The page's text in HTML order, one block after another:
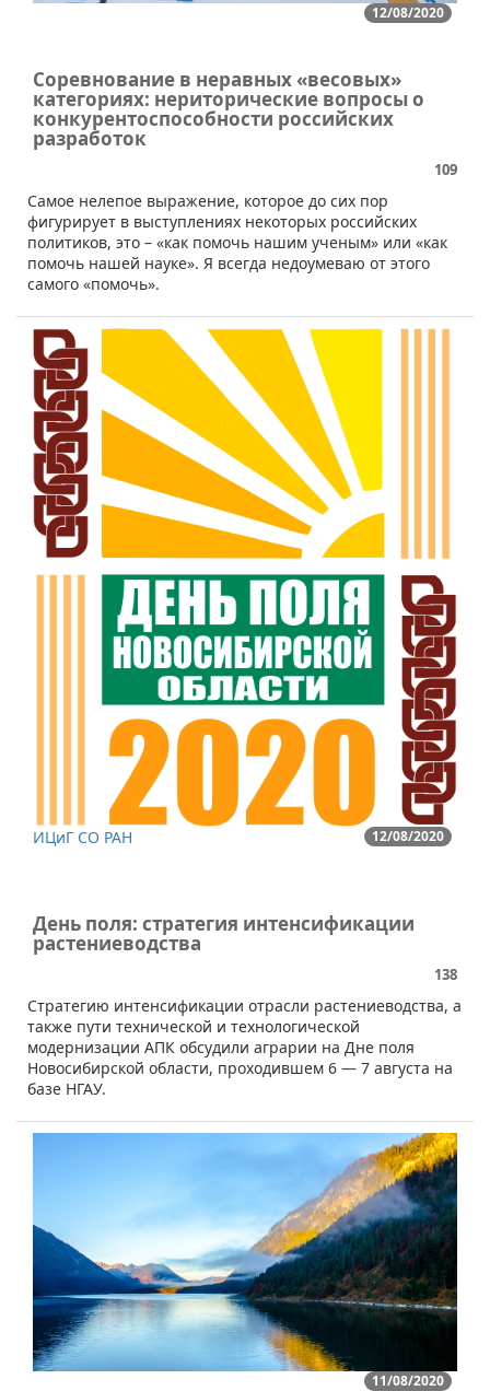
12/08/2020
Соревнование в неравных «весовых»
категориях: нериторические вопросы о
конкурентоспособности российских
разработок
109
​Самое нелепое выражение, которое до сих пор
фигурирует в выступлениях некоторых российских
политиков, это – «как помочь нашим ученым» или «как
помочь нашей науке». Я всегда недоумеваю от этого
самого «помочь».
12/08/2020
ИЦиГ СО РАН
День поля: стратегия интенсификации
растениеводства
138
​Стратегию интенсификации отрасли растениеводства, а
также пути технической и технологической
модернизации АПК обсудили аграрии на Дне поля
Новосибирской области, проходившем 6 — 7 августа на
базе НГАУ.
11/08/2020